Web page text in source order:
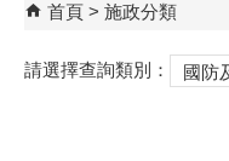
首頁 施政分類
請選擇查詢類別：